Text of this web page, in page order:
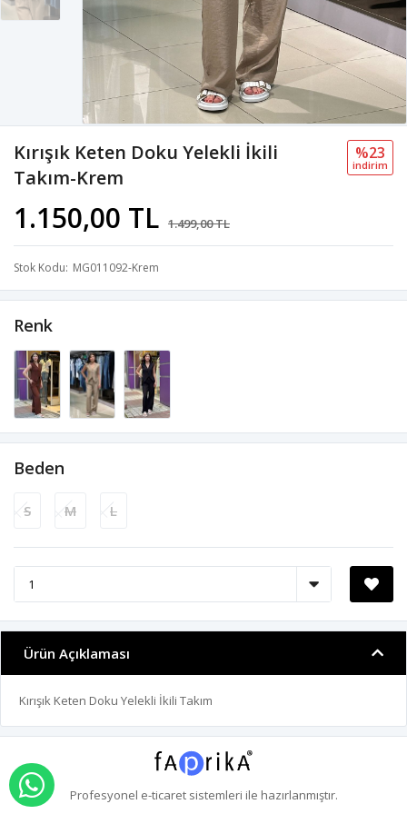
Kırışık Keten Doku Yelekli İkili
Takım-Krem
1.150,00 TL 1.499,00 TL
%23
i̇ndi̇ri̇m
Stok Kodu MG011092-Krem
Renk
Beden
S M L
Ürün Açıklaması
Kırışık Keten Doku Yelekli İkili Takım
Profesyonel e-ticaretsistemleri ile hazırlanmıştır.